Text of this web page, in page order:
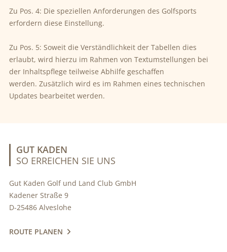
Zu Pos. 4: Die speziellen Anforderungen des Golfsports
erfordern diese Einstellung.
Zu Pos. 5: Soweit die Verständlichkeit der Tabellen dies
erlaubt, wird hierzu im Rahmen von Textumstellungen bei
der Inhaltspflege teilweise Abhilfe geschaffen
werden. Zusätzlich wird es im Rahmen eines technischen
Updates bearbeitet werden.
GUT KADEN
SO ERREICHEN SIE UNS
Gut Kaden Golf und Land Club GmbH
Kadener Straße 9
D-25486 Alveslohe
ROUTE PLANEN 